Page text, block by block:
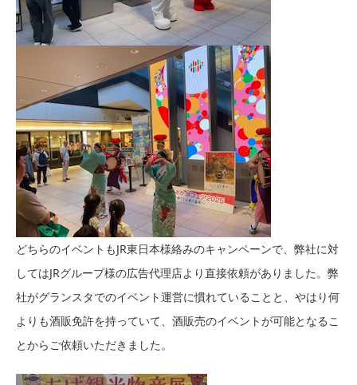
どちらのイベントもJR東日本様絡みのキャンペーンで、弊社に対
してはJRグループ様の広告代理店より直接依頼がありました。弊
社がグランスタでのイベント運営に慣れていることと、やはり何
よりも酒販免許を持っていて、酒販売のイベントが可能となるこ
とからご依頼いただきました。